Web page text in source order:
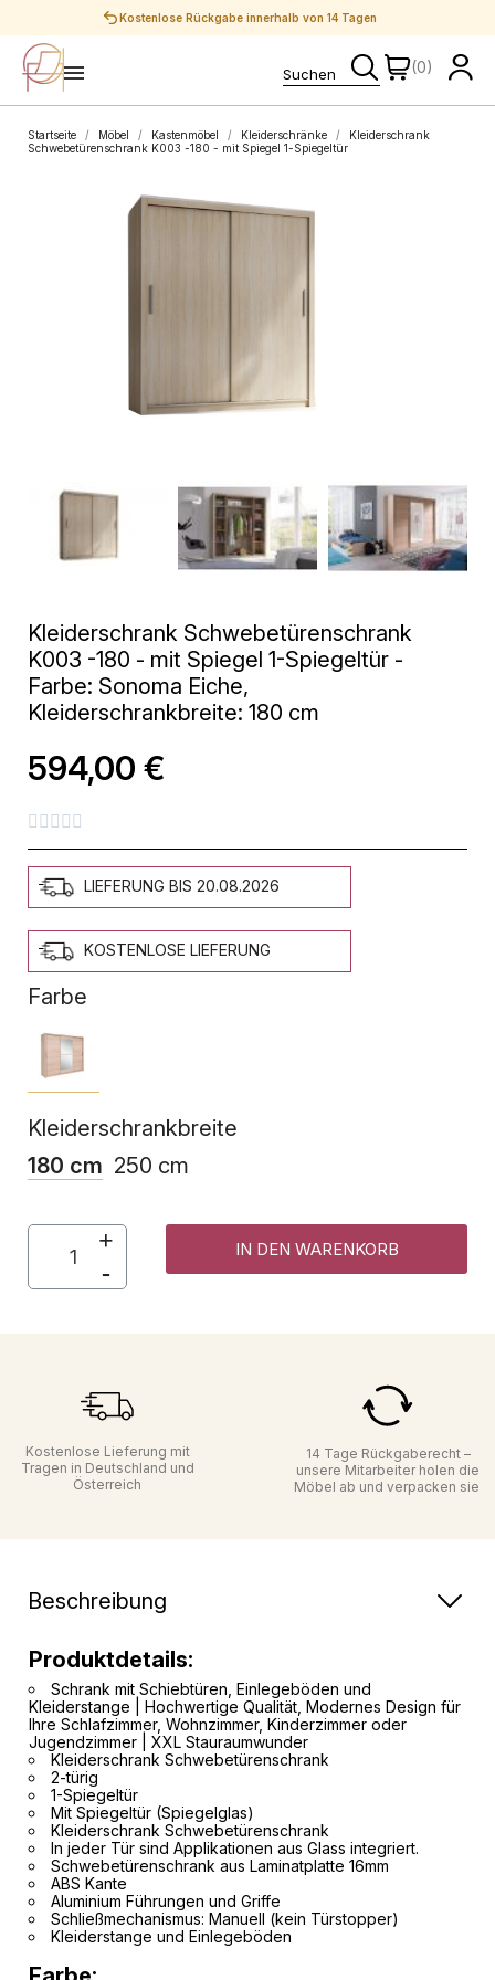
Sichere Zahlungen
(0)
Startseite Möbel Kastenmöbel Kleiderschränke
Kleiderschrank
Schwebetürenschrank K003 -180 - mit Spiegel 1-Spiegeltür
Kleiderschrank Schwebetürenschrank
K003 -180 - mit Spiegel 1-Spiegeltür -
Farbe: Sonoma Eiche,
Kleiderschrankbreite: 180 cm
594,00 €
    
LIEFERUNG BIS 20.08.2026
KOSTENLOSE LIEFERUNG
Farbe
Kleiderschrankbreite
180 cm 250 cm
IN DEN WARENKORB
Kostenlose Lieferung mit
Tragen in Deutschland und
Österreich
14 Tage Rückgaberecht –
unsere Mitarbeiter holen die
Möbel ab und verpacken sie
Beschreibung
Produktdetails:
Schrank mit Schiebtüren, Einlegeböden und
Kleiderstange | Hochwertige Qualität, Modernes Design für
Ihre Schlafzimmer, Wohnzimmer, Kinderzimmer oder
Jugendzimmer | XXL Stauraumwunder
Kleiderschrank Schwebetürenschrank
2-türig
1-Spiegeltür
Mit Spiegeltür (Spiegelglas)
Kleiderschrank Schwebetürenschrank
In jeder Tür sind Applikationen aus Glass integriert.
Schwebetürenschrank aus Laminatplatte 16mm
ABS Kante
Aluminium Führungen und Griffe
Schließmechanismus: Manuell (kein Türstopper)
Kleiderstange und Einlegeböden